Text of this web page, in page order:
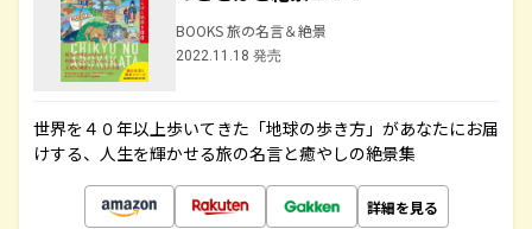
BOOKS 旅の名言＆絶景
2022.11.18 発売
世界を４０年以上歩いてきた「地球の歩き方」があなたにお届
けする、人生を輝かせる旅の名言と癒やしの絶景集
詳細を見る